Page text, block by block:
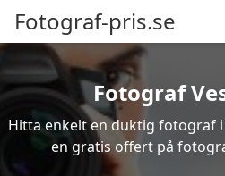
Fotograf-pris.se
Fotograf
Hitta enkelt en duktig fotograf i
en gratis offert på